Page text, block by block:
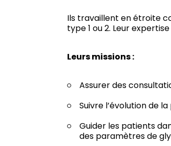
Ils travaillent en étroite
type 1 ou 2. Leur
Leurs missions :
Assurer des
Suivre l’évolution de
Guider les patients
des paramètres de